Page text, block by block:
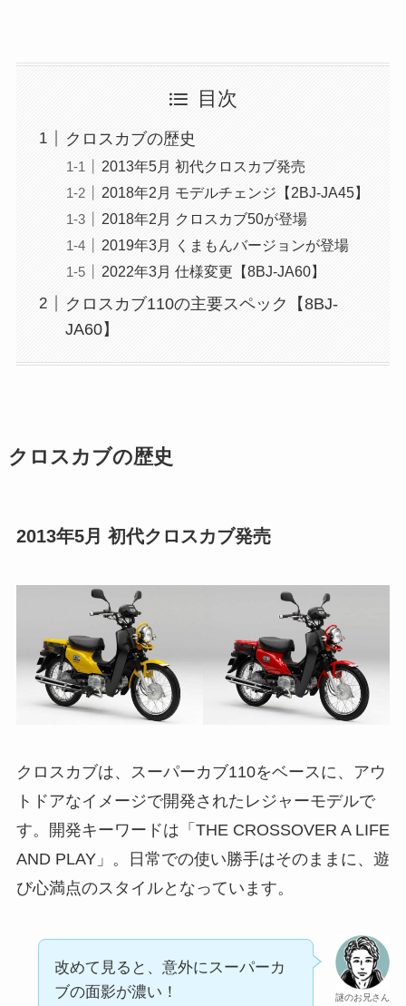
目次
クロスカブの歴史
2013年5月 初代クロスカブ発売
2018年2月 モデルチェンジ【2BJ-JA45】
2018年2月 クロスカブ50が登場
2019年3月 くまもんバージョンが登場
2022年3月 仕様変更【8BJ-JA60】
クロスカブ110の主要スペック【8BJ-
JA60】
クロスカブの歴史
2013年5月 初代クロスカブ発売
クロスカブは、スーパーカブ110をベースに、アウ
トドアなイメージで開発されたレジャーモデルで
す。開発キーワードは「THE CROSSOVER A LIFE
AND PLAY」。日常での使い勝手はそのままに、遊
び心満点のスタイルとなっています。
謎のお兄さん
改めて見ると、意外にスーパーカ
ブの面影が濃い！